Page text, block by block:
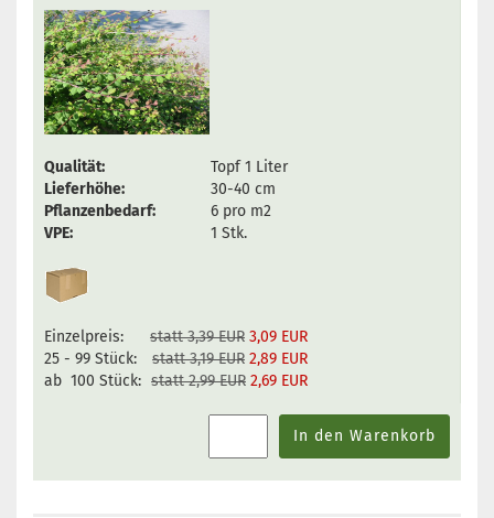
Qualität:
Topf 1 Liter
Lieferhöhe:
30-40 cm
Pflanzenbedarf:
6 pro m2
VPE:
1 Stk.
Einzelpreis: statt 3,39 EUR 3,09 EUR
25 - 99 Stück:
statt 3,19 EUR 2,89 EUR
ab 100 Stück: statt 2,99 EUR 2,69 EUR
In den Warenkorb